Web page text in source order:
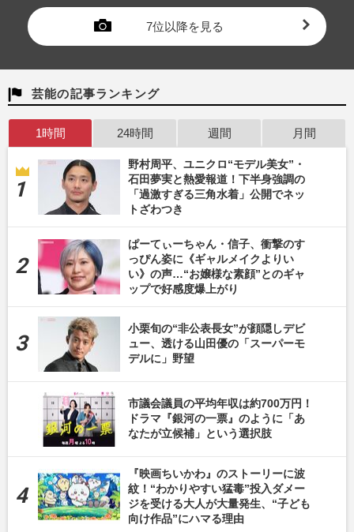
7位以降を見る
芸能の記事ランキング
1時間 24時間 週間 月間
野村周平、ユニクロ“モデル美女”・
石田夢実と熱愛報道！下半身強調の
「過激すぎる三角水着」公開でネッ
トざわつき
ぱーてぃーちゃん・信子、衝撃のす
っぴん姿に《ギャルメイクよりい
い》の声…“お嬢様な素顔”とのギャ
ップで好感度爆上がり
小栗旬の“非公表長女”が顔隠しデビ
ュー、透ける山田優の「スーパーモ
デルに」野望
市議会議員の平均年収は約700万円！
ドラマ『銀河の一票』のように「あ
なたが立候補」という選択肢
『映画ちいかわ』のストーリーに波
紋！“わかりやすい猛毒”投入ダメー
ジを受ける大人が大量発生、“子ども
向け作品”にハマる理由